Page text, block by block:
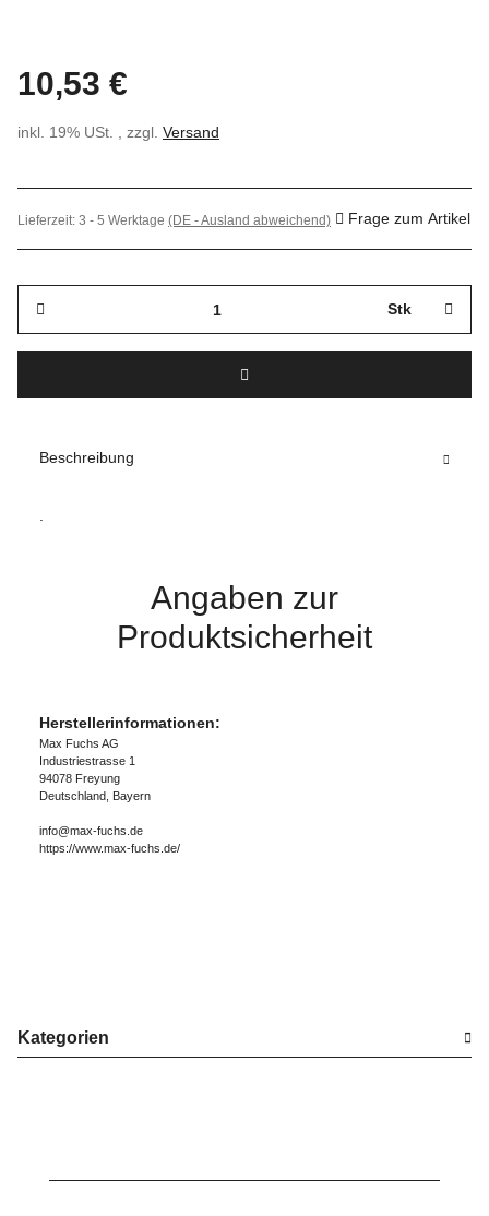
10,53 €
inkl. 19% USt. , zzgl. Versand
Lieferzeit: 3 - 5 Werktage (DE - Ausland abweichend) Frage zum Artikel
Stk
Beschreibung
.
Angaben zur
Produktsicherheit
Herstellerinformationen:
Max Fuchs AG
Industriestrasse 1
94078 Freyung
Deutschland, Bayern
info@max-fuchs.de
https://www.max-fuchs.de/
Kategorien